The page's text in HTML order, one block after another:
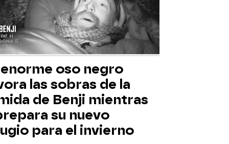
oso negro
las sobras de la
de Benji mientras
su nuevo
para el invierno